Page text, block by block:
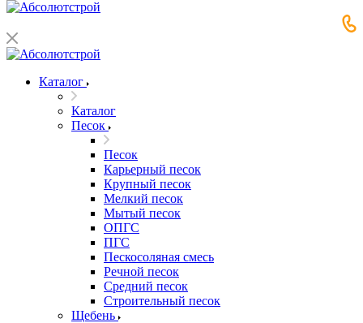
Каталог
Каталог
Песок
Песок
Карьерный песок
Крупный песок
Мелкий песок
Мытый песок
ОПГС
ПГС
Пескосоляная смесь
Речной песок
Средний песок
Строительный песок
Щебень